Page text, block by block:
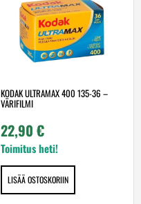
KODAK ULTRAMAX 400 135-36 –
VÄRIFILMI
22,90 €
Toimitus heti!
LISÄÄ OSTOSKORIIN